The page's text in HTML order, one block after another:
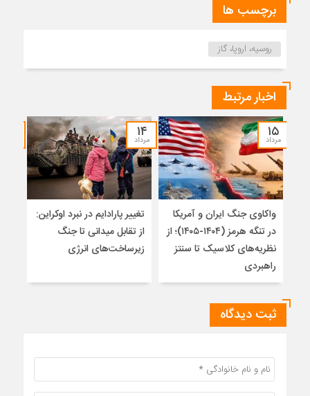
برچسب ها
روسیه، اروپا، گاز
اخبار مرتبط
۱۵
مرداد
واکاوی جنگ ایران و آمریکا
در تنگه هرمز (۱۴۰۴-۱۴۰۵)؛ از
نظریه‌های کلاسیک تا سنتز
راهبردی
۱۴
مرداد
تغییر پارادایم در نبرد اوکراین:
از تقابل میدانی تا جنگ
زیرساخت‌های انرژی
ثبت دیدگاه